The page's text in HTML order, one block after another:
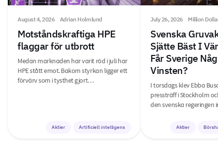
August 4, 2026 Adrian Holmlund
Motståndskraftiga HPE
flaggar för utbrott
Medan marknaden har varit röd i juli har
HPE stått emot. Bakom styrkan ligger ett
förvärv som i tysthet gjort…
Aktier Artificiell intelligens
July 26, 2026 Million
Svenska
Sjätte Bäst I
Får Sverige
Vinsten?
I torsdags klev Ebba
pressträff i Stockholm
den svenska
Aktier